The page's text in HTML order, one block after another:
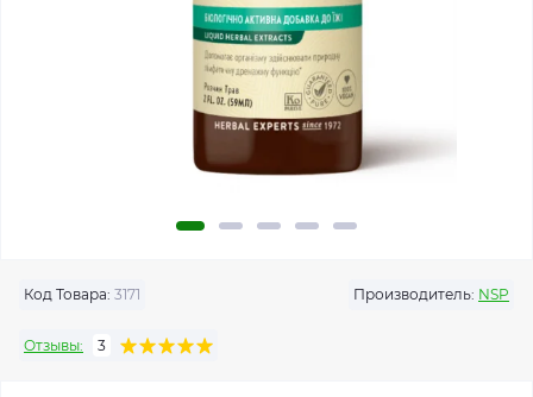
Код Товара: 3171 Производитель: NSP
Отзывы: 3